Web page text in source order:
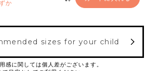
か
sizes for your child